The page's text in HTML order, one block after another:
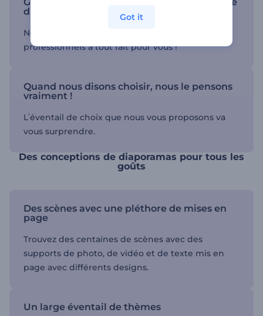
diaporama
Notre équipe de concepteurs et d՛animateurs
professionnels a tout fait pour vous !
Quand nous disons choisir, nous le pensons
vraiment !
L՛éventail de choix que nous vous proposons va
vous surprendre.
Des conceptions de diaporamas pour tous les
goûts
Des scènes avec une pléthore de mises en
page
Trouvez des centaines de scènes avec des
supports de photo, de vidéo et de texte mis en
page avec différents designs.
Un large éventail de thèmes
Got it